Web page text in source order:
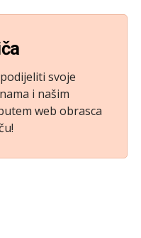
svoje
i našim
web obrasca